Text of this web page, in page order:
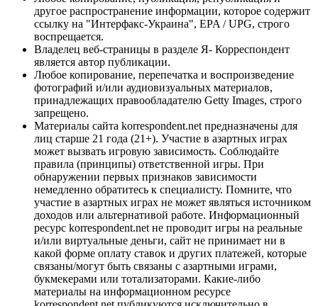
другое распространение информации, которое содержит
ссылку на "Интерфакс-Украина", EPA / UPG, строго
воспрещается.
Владелец веб-страницы в разделе Я- Корреспондент
является автор публикации.
Любое копирование, перепечатка и воспроизведение
фотографий и/или аудиовизуальных материалов,
принадлежащих правообладателю Getty Images, строго
запрещено.
Материалы сайта korrespondent.net предназначены для
лиц старше 21 года (21+). Участие в азартных играх
может вызвать игровую зависимость. Соблюдайте
правила (принципы) ответственной игры. При
обнаружении первых признаков зависимости
немедленно обратитесь к специалисту. Помните, что
участие в азартных играх не может являться источником
доходов или альтернативой работе. Информационный
ресурс korrespondent.net не проводит игры на реальные
и/или виртуальные деньги, сайт не принимает ни в
какой форме оплату ставок и других платежей, которые
связаны/могут быть связаны с азартными играми,
букмекерами или тотализаторами. Какие-либо
материалы на информационном ресурсе